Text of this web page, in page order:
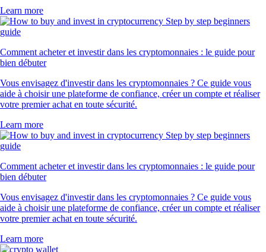
Learn more
Comment acheter et investir dans les cryptomonnaies : le guide pour
bien débuter
Vous envisagez d'investir dans les cryptomonnaies ? Ce guide vous
aide à choisir une plateforme de confiance, créer un compte et réaliser
votre premier achat en toute sécurité.
Learn more
Comment acheter et investir dans les cryptomonnaies : le guide pour
bien débuter
Vous envisagez d'investir dans les cryptomonnaies ? Ce guide vous
aide à choisir une plateforme de confiance, créer un compte et réaliser
votre premier achat en toute sécurité.
Learn more